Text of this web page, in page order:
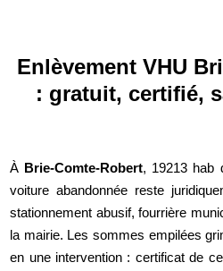
Enlèvement VHU
: gratuit, certifié,
À Brie-Comte-Robert, 19213 hab
voiture abandonnée reste
stationnement abusif, fourrière
la mairie. Les sommes empilées
en une intervention : certificat de